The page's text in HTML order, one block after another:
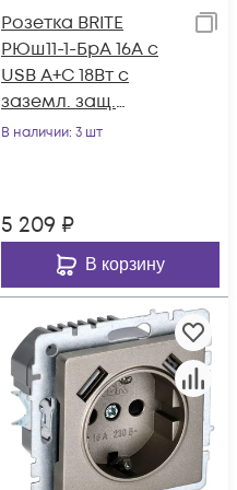
Розетка BRITE
РЮш11-1-БрА 16А с
USB A+C 18Вт с
заземл. защ.
шторки алюм. IEK
В наличии: 3 шт
5 209 ₽
В корзину